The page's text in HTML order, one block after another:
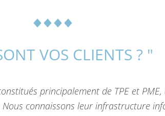
VOS CLIENTS ? "
principalement de TPE et
connaissons leur infrastructure